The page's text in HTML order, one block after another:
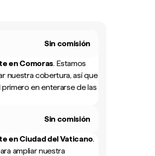
Sin comisión
en Comoras. Estamos
nuestra cobertura, así que
primero en enterarse de las
Sin comisión
en Ciudad del Vaticano.
ampliar nuestra